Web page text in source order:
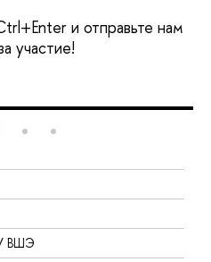
и отправьте нам
участие!
ВШЭ